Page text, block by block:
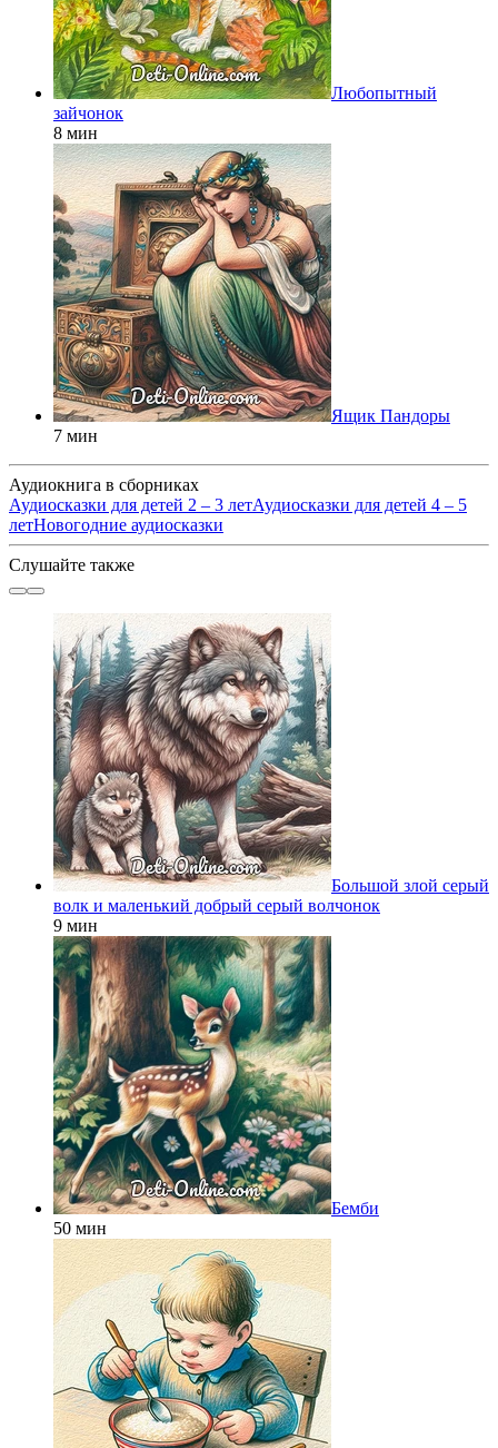
Любопытный
зайчонок
8 мин
Ящик Пандоры
7 мин
Аудиокнига в сборниках
Аудиосказки для детей 2 – 3 летАудиосказки для детей 4 – 5
летНовогодние аудиосказки
Слушайте также
Большой злой серый
волк и маленький добрый серый волчонок
9 мин
Бемби
50 мин